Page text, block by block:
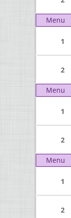
Menu
1
2
Menu
1
2
Menu
1
2